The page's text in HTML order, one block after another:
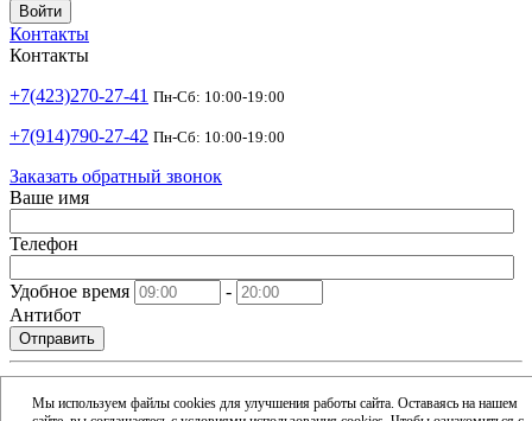
Мы используем файлы cookies для улучшения работы сайта. Оставаясь на нашем
Войти
Контакты
Контакты
+7(423)270-27-41 Пн-Сб: 10:00-19:00
+7(914)790-27-42 Пн-Сб: 10:00-19:00
Заказать обратный звонок
Ваше имя
Телефон
Удобное время
-
Антибот
Отправить